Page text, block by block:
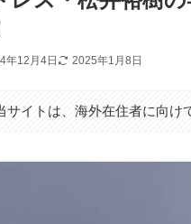
年12月4日 2025年1月8日
サイトは、海外在住者に向け